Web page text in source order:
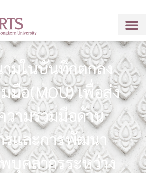
มในบันทึกตกลง
มือ(MOU) เพื่อส่ง
วามร่วมมือด้าน
รและการพัฒนา
บุคลากรระหว่าง